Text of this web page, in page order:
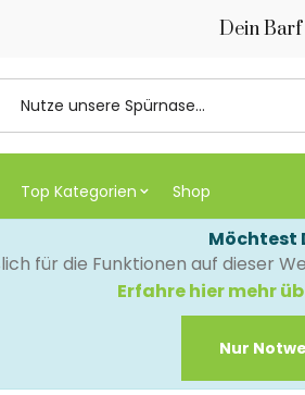
Dein
Top Kategorien Shop
Möchtest
für die Funktionen auf dieser
Erfahre hier mehr
Nur